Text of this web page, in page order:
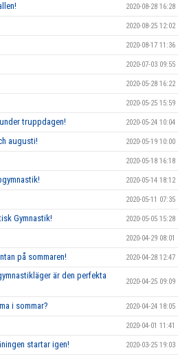
2020-08-28 16:28
2020-08-25 12:02
2020-08-17 11:36
2020-07-03 09:55
2020-05-28 16:22
2020-05-25 15:59
truppdagen! 2020-05-24 10:04
augusti! 2020-05-19 10:00
2020-05-18 16:18
2020-05-14 18:12
2020-05-11 07:35
Gymnastik! 2020-05-05 15:28
2020-04-29 08:01
på sommaren! 2020-04-28 12:47
är den perfekta
2020-04-25 09:09
i sommar? 2020-04-24 18:05
2020-04-01 11:41
startar igen! 2020-03-25 19:03